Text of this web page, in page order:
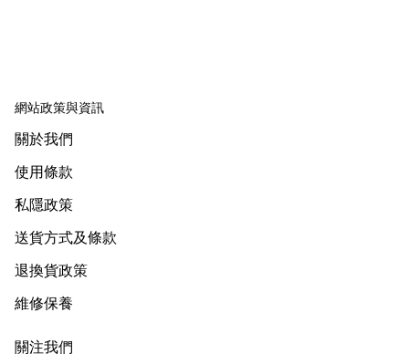
網站政策與資訊
關於我們
使用條款
私隱政策
送貨方式及條款
退換貨政策
維修保養
關注我們